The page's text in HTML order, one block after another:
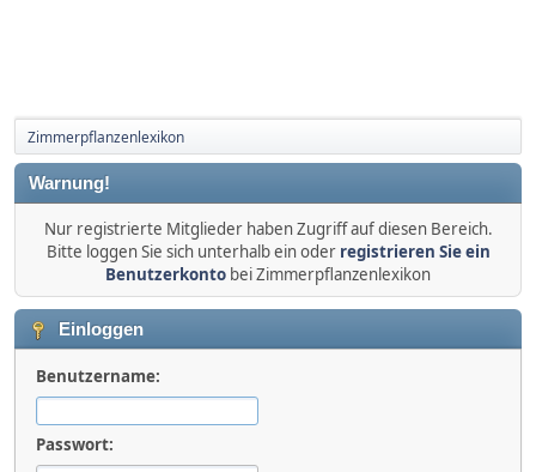
Zimmerpflanzenlexikon
Warnung!
Nur registrierte Mitglieder haben Zugriff auf diesen Bereich.
Bitte loggen Sie sich unterhalb ein oder registrieren Sie ein
Benutzerkonto bei Zimmerpflanzenlexikon
Einloggen
Benutzername:
Passwort: